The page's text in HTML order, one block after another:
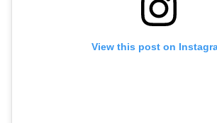
View this post on